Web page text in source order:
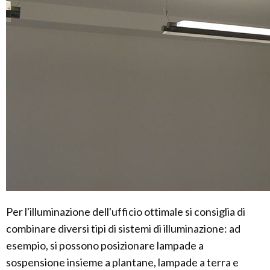
Per l'illuminazione dell'ufficio ottimale si consiglia di
combinare diversi tipi di sistemi di illuminazione: ad
esempio, si possono posizionare lampade a
sospensione insieme a plantane, lampade a terra e